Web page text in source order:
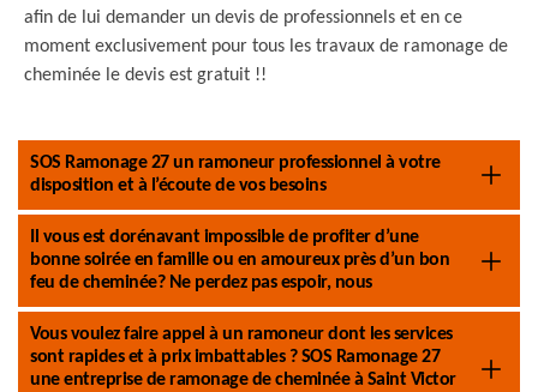
afin de lui demander un devis de professionnels et en ce
moment exclusivement pour tous les travaux de ramonage de
cheminée le devis est gratuit !!
SOS Ramonage 27 un ramoneur professionnel à votre
disposition et à l’écoute de vos besoins
Il vous est dorénavant impossible de profiter d’une
bonne soirée en famille ou en amoureux près d’un bon
feu de cheminée? Ne perdez pas espoir, nous
Vous voulez faire appel à un ramoneur dont les services
sont rapides et à prix imbattables ? SOS Ramonage 27
une entreprise de ramonage de cheminée à Saint Victor